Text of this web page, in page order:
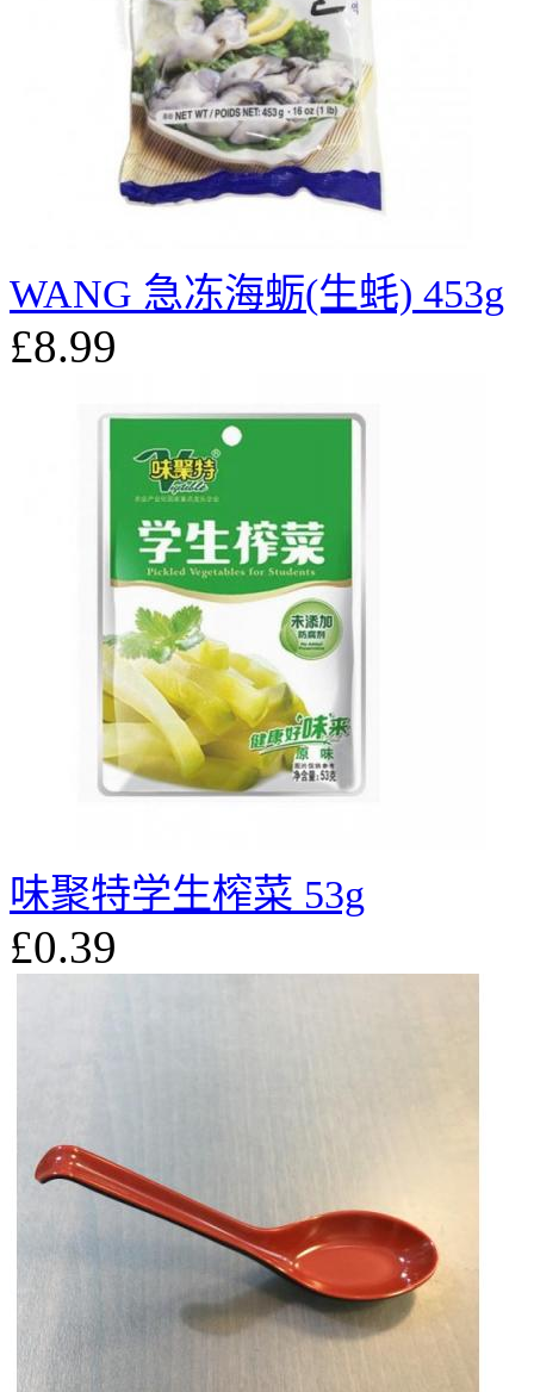
WANG 急冻海蛎(生蚝) 453g
£8.99
味聚特学生榨菜 53g
£0.39